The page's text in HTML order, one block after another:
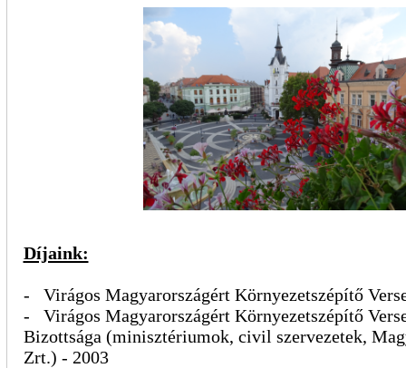
Díjaink:
- Virágos Magyarországért Környezetszépítő
- Virágos Magyarországért Környezetszépítő
Bizottsága (minisztériumok, civil szervezetek,
Zrt.) - 2003